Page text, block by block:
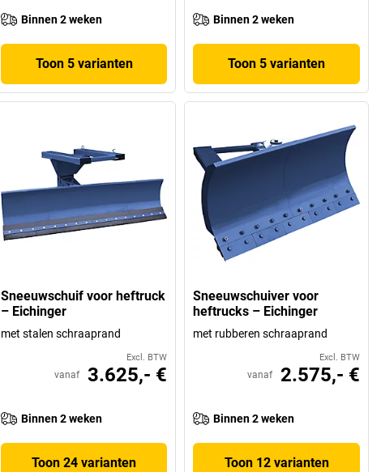
Binnen 2 weken
Toon 5 varianten
Binnen 2 weken
Toon 5 varianten
Sneeuwschuif voor heftruck
– Eichinger
met stalen schraaprand
Excl. BTW
vanaf 3.625,- €
Binnen 2 weken
Toon 24 varianten
Sneeuwschuiver voor
heftrucks – Eichinger
met rubberen schraaprand
Excl. BTW
vanaf 2.575,- €
Binnen 2 weken
Toon 12 varianten